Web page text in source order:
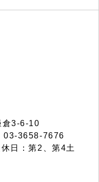
3-6-10
03-3658-7676
日：第2、第4土